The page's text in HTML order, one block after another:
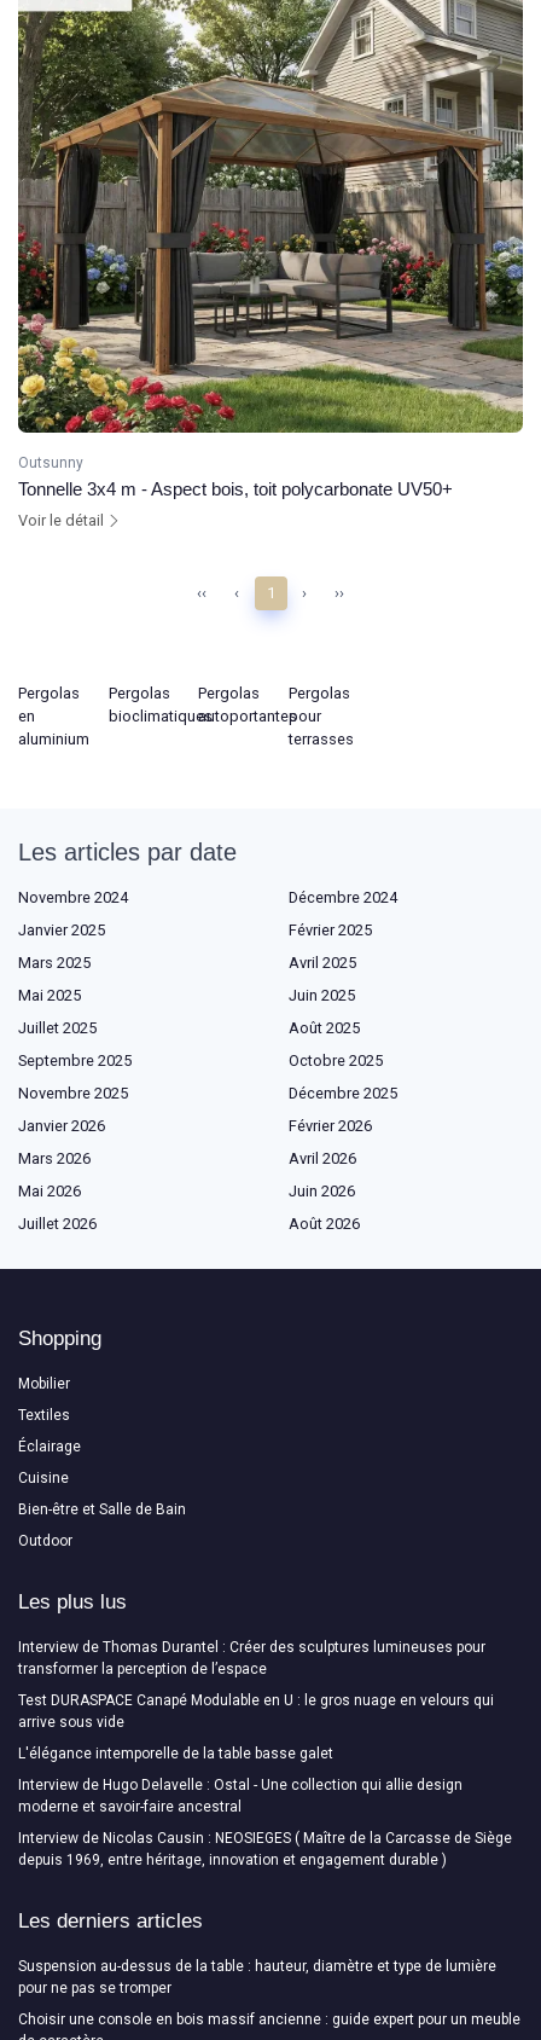
Outsunny
Tonnelle 3x4 m - Aspect bois, toit polycarbonate UV50+
Voir le détail
‹‹ ‹ 1 › ››
Pergolas
en
aluminium
Pergolas
bioclimatiques
Pergolas
autoportantes
Pergolas
pour
terrasses
Les articles par date
Novembre 2024
Décembre 2024
Janvier 2025
Février 2025
Mars 2025
Avril 2025
Mai 2025
Juin 2025
Juillet 2025
Août 2025
Septembre 2025
Octobre 2025
Novembre 2025
Décembre 2025
Janvier 2026
Février 2026
Mars 2026
Avril 2026
Mai 2026
Juin 2026
Juillet 2026
Août 2026
Shopping
Mobilier
Textiles
Éclairage
Cuisine
Bien-être et Salle de Bain
Outdoor
Les plus lus
Interview de Thomas Durantel : Créer des sculptures lumineuses pour
transformer la perception de l’espace
Test DURASPACE Canapé Modulable en U : le gros nuage en velours qui
arrive sous vide
L'élégance intemporelle de la table basse galet
Interview de Hugo Delavelle : Ostal - Une collection qui allie design
moderne et savoir-faire ancestral
Interview de Nicolas Causin : NEOSIEGES ( Maître de la Carcasse de Siège
depuis 1969, entre héritage, innovation et engagement durable )
Les derniers articles
Suspension au-dessus de la table : hauteur, diamètre et type de lumière
pour ne pas se tromper
Choisir une console en bois massif ancienne : guide expert pour un meuble